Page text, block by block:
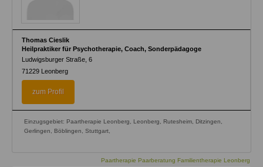
Thomas Cieslik
Heilpraktiker für Psychotherapie, Coach, Sonderpädagoge
Ludwigsburger Straße, 6
71229 Leonberg
zum Profil
Einzugsgebiet: Paartherapie Leonberg, Leonberg, Rutesheim, Ditzingen,
Gerlingen, Böblingen, Stuttgart,
Paartherapie Paarberatung Familientherapie Leonberg